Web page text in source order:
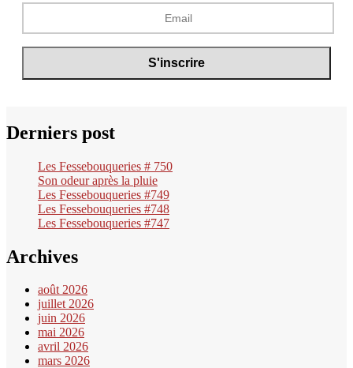
Derniers post
Les Fessebouqueries # 750
Son odeur après la pluie
Les Fessebouqueries #749
Les Fessebouqueries #748
Les Fessebouqueries #747
Archives
août 2026
juillet 2026
juin 2026
mai 2026
avril 2026
mars 2026